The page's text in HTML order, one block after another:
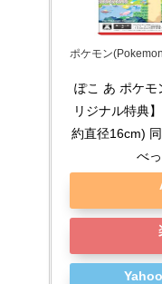
ポケモン
ぽこ あ ポケモ
リジナル特典
約直径16cm)
べ